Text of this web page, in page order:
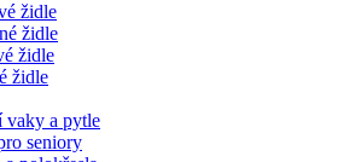
židle
židle
židle
židle
vaky a pytle
seniory